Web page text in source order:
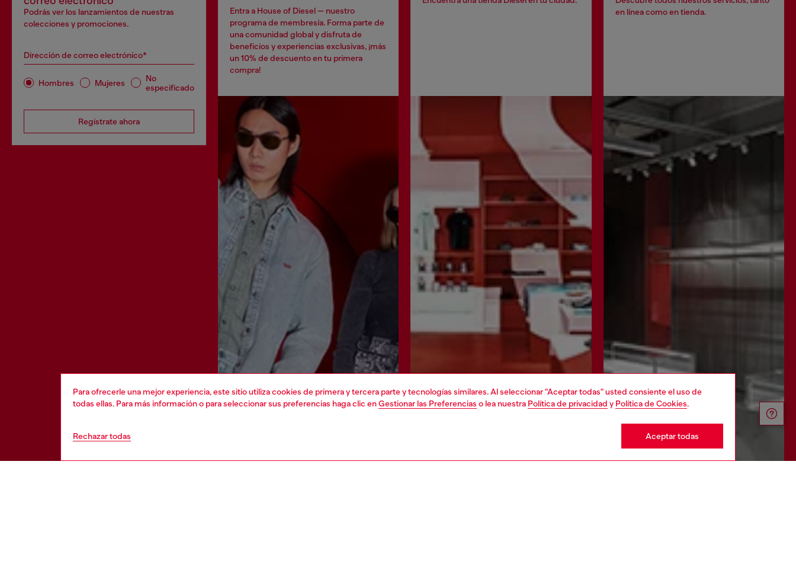
Para ofrecerle una mejor experiencia, este sitio utiliza cookies de primera y tercera parte y tecnologías similares. Al seleccionar "Aceptar todas" usted consiente el uso de
todas ellas. Para más información o para seleccionar sus preferencias haga clic enGestionar las Preferencias o lea nuestra Política de privacidad y Política de Cookies.
Rechazar todas Aceptar todas
Podrás ver los lanzamientos de nuestras
colecciones y promociones.
Dirección de correo electrónico*
Hombres Mujeres
No
especificado
Regístrate ahora
Entra a House of Diesel — nuestro
programa de membresía. Forma parte de
una comunidad global y disfruta de
beneficios y experiencias exclusivas, ¡más
un 10% de descuento en tu primera
compra!
en línea como en tienda.